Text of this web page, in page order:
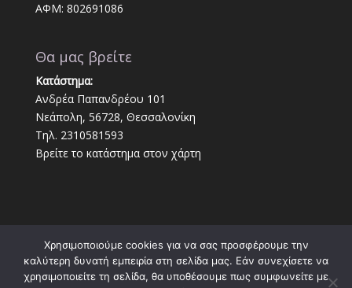
ΑΦΜ: 802691086
Θα μας βρείτε
Κατάστημα:
Ανδρέα Παπανδρέου 101
Νεάπολη, 56728, Θεσσαλονίκη
Τηλ. 2310581593
Βρείτε το κατάστημα στον χάρτη
Χρησιμοποιούμε cookies για να σας προσφέρουμε την
καλύτερη δυνατή εμπειρία στη σελίδα μας. Εάν συνεχίσετε να
χρησιμοποιείτε τη σελίδα, θα υποθέσουμε πως συμφωνείτε με